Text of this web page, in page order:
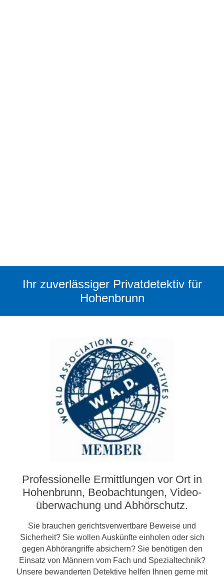
Ihr zuverlässiger Privatdetektiv für
Hohenbrunn
Professionelle Ermittlungen vor Ort in
Hohenbrunn, Beobachtungen, Video­­
überwachung und Abhörschutz.
Sie brauchen gerichtsverwertbare Beweise und
Sicherheit? Sie wollen Auskünfte einholen oder sich
gegen Abhörangriffe absichern? Sie benötigen den
Einsatz von Männern vom Fach und Spezialtechnik?
Unsere bewanderten Detektive helfen Ihnen gerne mit